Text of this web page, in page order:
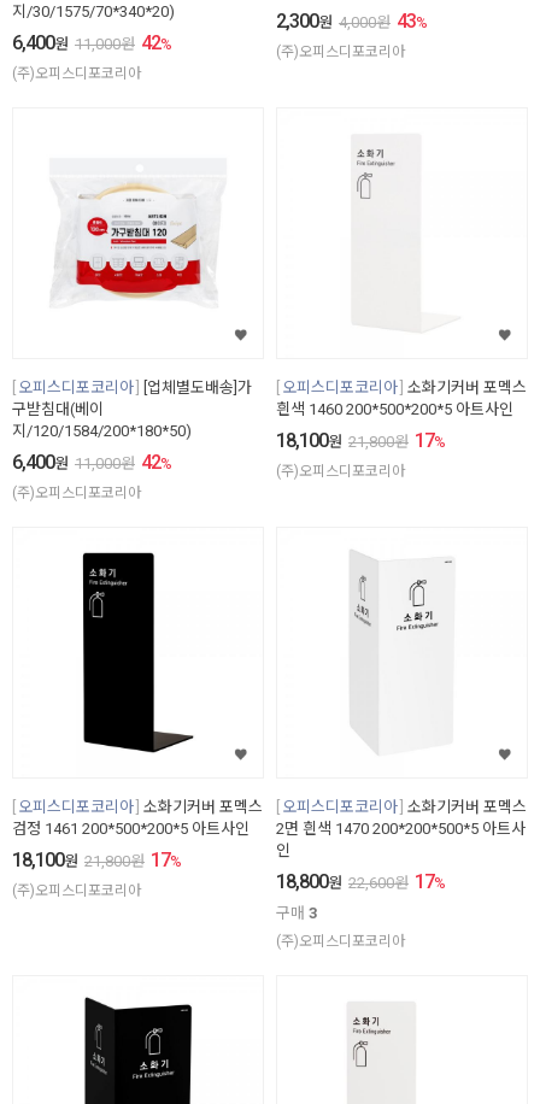
지/30/1575/70*340*20)
6,400원 11,000원 42%
(주)오피스디포코리아
2,300원 4,000원 43%
(주)오피스디포코리아
오피스디포코리아
[업체별도배송]가
구받침대(베이
지/120/1584/200*180*50)
6,400원 11,000원 42%
(주)오피스디포코리아
오피스디포코리아 소화기커버 포멕스
흰색 1460 200*500*200*5 아트사인
18,100원 21,800원 17%
(주)오피스디포코리아
오피스디포코리아 소화기커버 포멕스
검정 1461 200*500*200*5 아트사인
18,100원 21,800원 17%
(주)오피스디포코리아
오피스디포코리아 소화기커버 포멕스
2면 흰색 1470 200*200*500*5 아트사
인
18,800원 22,600원 17%
구매 3
(주)오피스디포코리아